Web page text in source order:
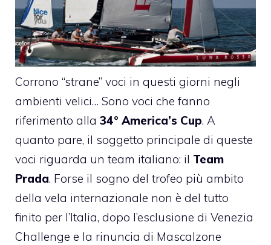
Corrono “strane” voci in questi giorni negli
ambienti velici… Sono voci che fanno
riferimento alla 34° America’s Cup. A
quanto pare, il soggetto principale di queste
voci riguarda un team italiano: il Team
Prada. Forse il sogno del trofeo più ambito
della vela internazionale non è del tutto
finito per l’Italia, dopo l’esclusione di Venezia
Challenge e la rinuncia di Mascalzone